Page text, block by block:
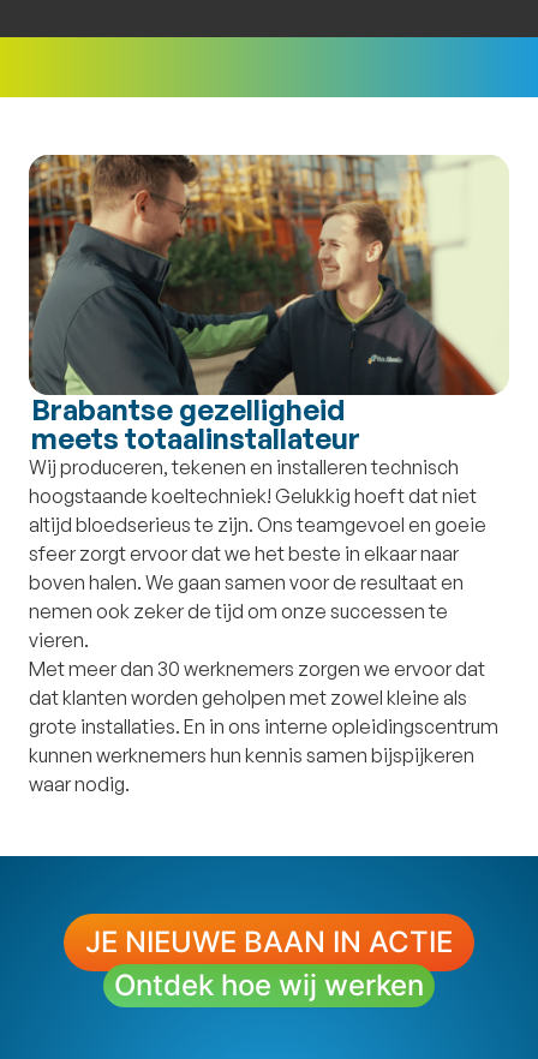
Brabantse gezelligheid
meets totaalinstallateur
Wij produceren, tekenen en installeren technisch
hoogstaande koeltechniek! Gelukkig hoeft dat niet
altijd bloedserieus te zijn. Ons teamgevoel en goeie
sfeer zorgt ervoor dat we het beste in elkaar naar
boven halen. We gaan samen voor de resultaat en
nemen ook zeker de tijd om onze successen te
vieren.
Met meer dan 30 werknemers zorgen we ervoor dat
dat klanten worden geholpen met zowel kleine als
grote installaties. En in ons interne opleidingscentrum
kunnen werknemers hun kennis samen bijspijkeren
waar nodig.
JE NIEUWE BAAN IN ACTIE
Ontdek hoe wij werken